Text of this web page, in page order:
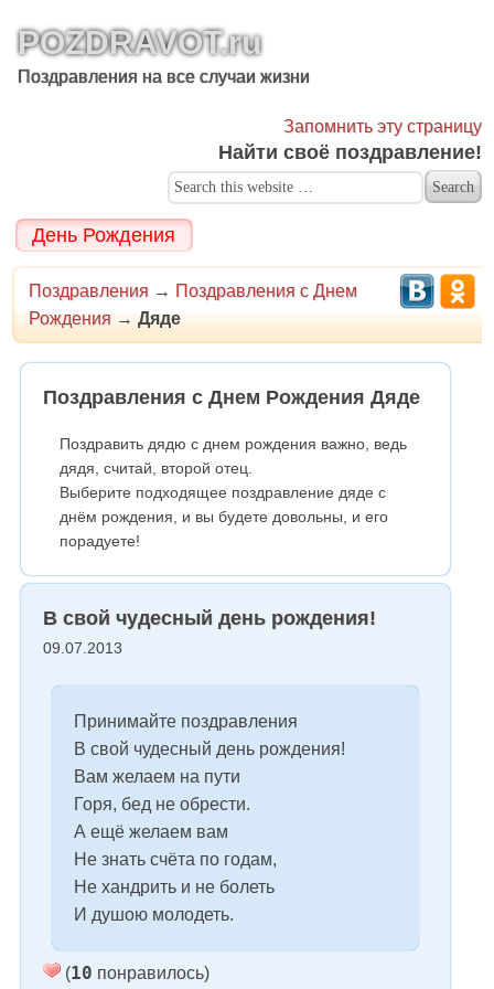
POZDRAVOT.ru
Поздравления на все случаи жизни
Запомнить эту страницу
Найти своё поздравление!
День Рождения
Поздравления → Поздравления с Днем
Рождения →Дяде
Поздравления с Днем Рождения Дяде
Поздравить дядю с днем рождения важно, ведь
дядя, считай, второй отец.
Выберите подходящее поздравление дяде с
днём рождения, и вы будете довольны, и его
порадуете!
В свой чудесный день рождения!
09.07.2013
Принимайте поздравления
В свой чудесный день рождения!
Вам желаем на пути
Горя, бед не обрести.
А ещё желаем вам
Не знать счёта по годам,
Не хандрить и не болеть
И душою молодеть.
(10 понравилось)